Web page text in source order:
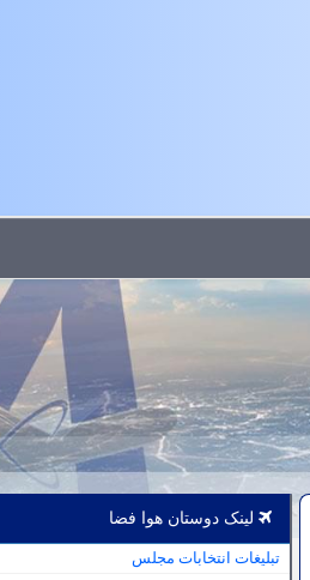
لینک دوستان هوا فضا
تبلیغات انتخابات مجلس